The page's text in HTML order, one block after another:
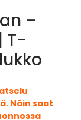
–
T-
Näin saat